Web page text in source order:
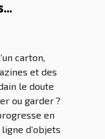
carton,
et des
le doute
ou garder ?
en
d’objets